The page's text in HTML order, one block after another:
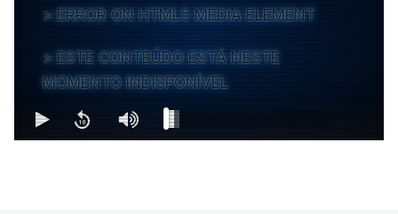
ERROR ON HTML5 MEDIA ELEMENT
ESTE CONTEÚDO ESTÁ NESTE
MOMENTO INDISPONÍVEL